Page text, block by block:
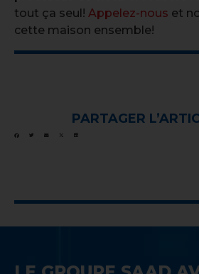
tout ça seul! Appelez-nous et
cette maison ensemble!
PARTAGER